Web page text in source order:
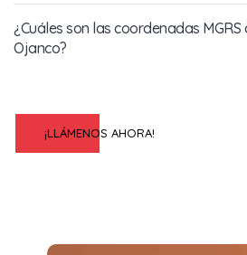
¿Cuáles son las coordenadas
Ojanco?
¡LLÁMENOS AHORA!